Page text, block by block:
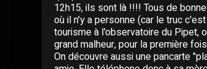
12h15, ils sont là !!!! Tous de
où il n'y a personne (car le truc
tourisme à l'observatoire du Pipet,
grand malheur, pour la première
On découvre aussi une pancarte